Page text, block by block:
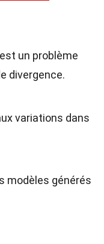
un problème
divergence.
variations dans
modèles générés